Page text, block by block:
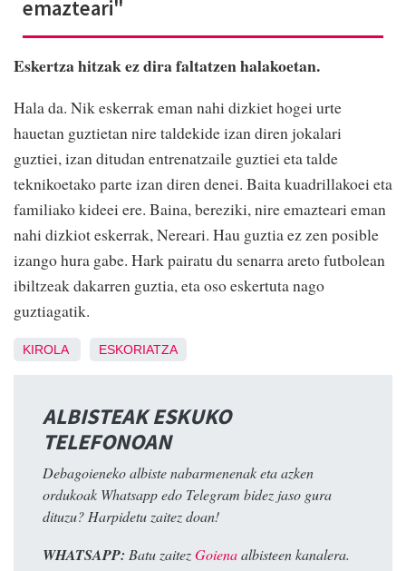
emazteari"
Eskertza hitzak ez dira faltatzen halakoetan.
Hala da. Nik eskerrak eman nahi dizkiet hogei urte
hauetan guztietan nire taldekide izan diren jokalari
guztiei, izan ditudan entrenatzaile guztiei eta talde
teknikoetako parte izan diren denei. Baita kuadrillakoei eta
familiako kideei ere. Baina, bereziki, nire emazteari eman
nahi dizkiot eskerrak, Nereari. Hau guztia ez zen posible
izango hura gabe. Hark pairatu du senarra areto futbolean
ibiltzeak dakarren guztia, eta oso eskertuta nago
guztiagatik.
KIROLA ESKORIATZA
ALBISTEAK ESKUKO
TELEFONOAN
Debagoieneko albiste nabarmenenak eta azken
ordukoak Whatsapp edo Telegram bidez jaso gura
dituzu? Harpidetu zaitez doan!
WHATSAPP: Batu zaitezGoienaalbisteen kanalera.